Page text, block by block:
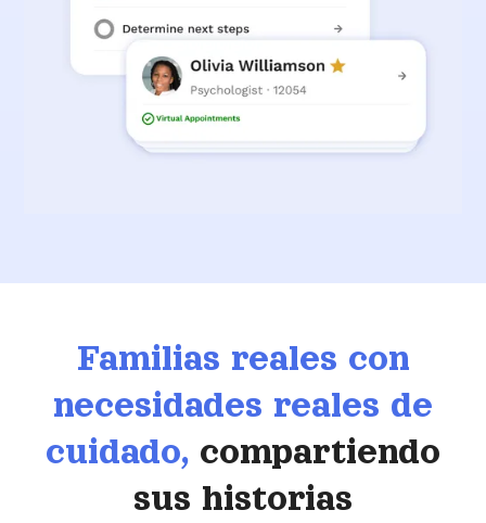
Familias reales con
necesidades reales de
cuidado, compartiendo
sus historias